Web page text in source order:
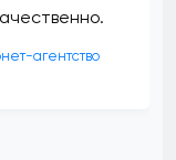
агентство